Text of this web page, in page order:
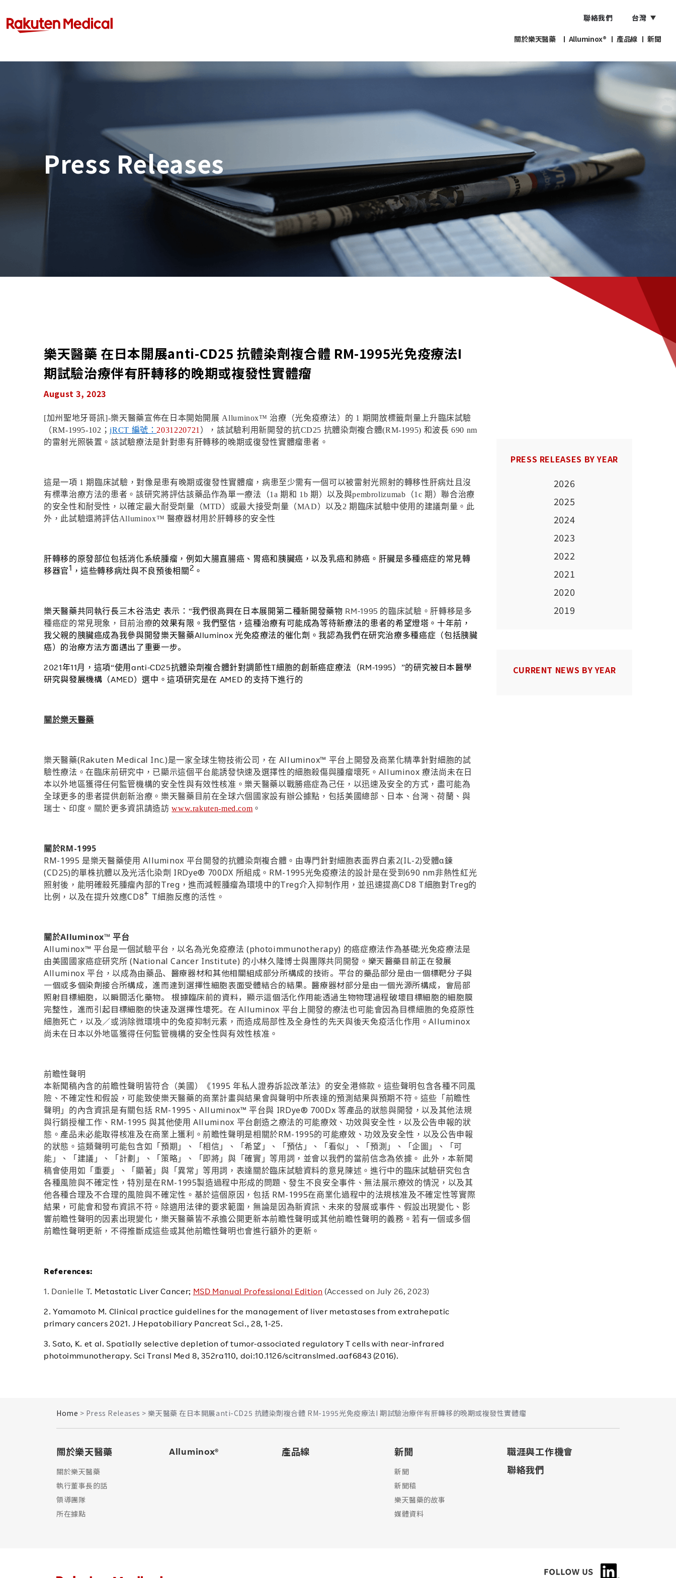
聯絡我們 台灣
關於樂天醫藥 Alluminox® 產品線 新聞
Press Releases
樂天醫藥 在日本開展anti-CD25 抗體染劑複合體 RM-1995光免疫療法I
期試驗治療伴有肝轉移的晚期或複發性實體瘤
August 3, 2023
[加州聖地牙哥訊]-樂天醫藥宣佈在日本開始開展 Alluminox™ 治療（光免疫療法）的 1 期開放標籤劑量上升臨床試驗
（RM-1995-102 ；jRCT 編號： 2031220721 ），該試驗利用新開發的抗CD25 抗體染劑複合體(RM-1995) 和波長690 nm
的雷射光照裝置。該試驗療法是針對患有肝轉移的晚期或復發性實體瘤患者。
這是一項 1期臨床試驗，對像是患有晚期或復發性實體瘤，病患至少需有一個可以被雷射光照射的轉移性肝病灶且沒
有標準治療方法的患者。該研究將評估該藥品作為單一療法（1a期和 1b期）以及與pembrolizumab （1c期）聯合治療
的安全性和耐受性，以確定最大耐受劑量（MTD）或最大接受劑量（MAD）以及2 期臨床試驗中使用的建議劑量。此
外，此試驗還將評估Alluminox™ 醫療器材用於肝轉移的安全性
肝轉移的原發部位包括消化系統腫瘤，例如大腸直腸癌、胃癌和胰臟癌，以及乳癌和肺癌。肝臟是多種癌症的常見轉
移器官1 ，這些轉移病灶與不良預後相關2 。
樂天醫藥共同執行長三木谷浩史 表示：“我們很高興在日本展開第二種新開發藥物 RM-1995 的臨床試驗。肝轉移是多
種癌症的常見現象，目前治療的效果有限。我們堅信，這種治療有可能成為等待新療法的患者的希望燈塔。十年前，
我父親的胰臟癌成為我參與開發樂天醫藥Alluminox 光免疫療法的催化劑。我認為我們在研究治療多種癌症（包括胰臟
癌）的治療方法方面邁出了重要一步。
2021年11月，這項“使用 anti-CD25抗體染劑複合體針對調節性T細胞的創新癌症療法（RM-1995）”的研究被日本醫學
研究與發展機構（AMED）選中。這項研究是在 AMED 的支持下進行的
關於樂天醫藥
樂天醫藥(Rakuten Medical Inc.)是一家全球生物技術公司，在 Alluminox™ 平台上開發及商業化精準針對細胞的試
驗性療法。在臨床前研究中，已顯示這個平台能誘發快速及選擇性的細胞殺傷與腫瘤壞死。 Alluminox療法尚未在日
本以外地區獲得任何監管機構的安全性與有效性核准。樂天醫藥以戰勝癌症為己任，以迅速及安全的方式，盡可能為
全球更多的患者提供創新治療。樂天醫藥目前在全球六個國家設有辦公據點，包括美國總部、日本、台灣、荷蘭、與
瑞士、印度。關於更多資訊請造訪www.rakuten-med.com 。
關於RM-1995
RM-1995 是樂天醫藥使用Alluminox 平台開發的抗體染劑複合體。由專門針對細胞表面界白素2(IL-2)受體α鍊
(CD25)的單株抗體以及光活化染劑 IRDye® 700DX 所組成。 RM-1995光免疫療法的設計是在受到690 nm非熱性紅光
照射後，能明確殺死腫瘤內部的Treg ，進而減輕腫瘤為環境中的Treg介入抑制作用，並迅速提高CD8 T細胞對Treg的
比例，以及在提升效應CD8+ T細胞反應的活性。
關於Alluminox™平台
Alluminox™平台是一個試驗平台，以名為光免疫療法(photoimmunotherapy) 的癌症療法作為基礎;光免疫療法是
由美國國家癌症研究所(National Cancer Institute) 的小林久隆博士與團隊共同開發。 樂天醫藥目前正在發展
Alluminox平台，以成為由藥品、醫療器材和其他相關組成部分所構成的技術。平台的藥品部分是由一個標靶分子與
一個或多個染劑接合所構成，進而達到選擇性細胞表面受體結合的結果。醫療器材部分是由一個光源所構成，會局部
照射目標細胞，以瞬間活化藥物。 根據臨床前的資料，顯示這個活化作用能透過生物物理過程破壞目標細胞的細胞膜
完整性，進而引起目標細胞的快速及選擇性壞死。在Alluminox 平台上開發的療法也可能會因為目標細胞的免疫原性
細胞死亡，以及／或消除微環境中的免疫抑制元素，而造成局部性及全身性的先天與後天免疫活化作用。Alluminox
尚未在日本以外地區獲得任何監管機構的安全性與有效性核准。
前瞻性聲明
本新聞稿內含的前瞻性聲明皆符合（美國）《 1995年私人證券訴訟改革法》的安全港條款。這些聲明包含各種不同風
險、不確定性和假設，可能致使樂天醫藥的商業計畫與結果會與聲明中所表達的預測結果與預期不符。這些「前瞻性
聲明」的內含資訊是有關包括 RM-1995 、Alluminox™平台與 IRDye® 700Dx等產品的狀態與開發，以及其他法規
與行銷授權工作、 RM-1995與其他使用Alluminox 平台創造之療法的可能療效、功效與安全性，以及公告申報的狀
態。產品未必能取得核准及在商業上獲利。前瞻性聲明是相關於RM-1995的可能療效、功效及安全性，以及公告申報
的狀態。這類聲明可能包含如「預期」、「相信」、「希望」、「預估」、「看似」、「預測」、「企圖」、「可
能」、「建議」、「計劃」、「策略」、「即將」與「確實」等用詞，並會以我們的當前信念為依據。 此外，本新聞
稿會使用如「重要」、「顯著」與「異常」等用詞，表達關於臨床試驗資料的意見陳述。進行中的臨床試驗研究包含
各種風險與不確定性，特別是在RM-1995製造過程中形成的問題、發生不良安全事件、無法展示療效的情況，以及其
他各種合理及不合理的風險與不確定性。基於這個原因，包括 RM-1995在商業化過程中的法規核准及不確定性等實際
結果，可能會和發布資訊不符。除適用法律的要求範圍，無論是因為新資訊、未來的發展或事件、假設出現變化、影
響前瞻性聲明的因素出現變化，樂天醫藥皆不承擔公開更新本前瞻性聲明或其他前瞻性聲明的義務。若有一個或多個
前瞻性聲明更新，不得推斷成這些或其他前瞻性聲明也會進行額外的更新。
References:
1. Danielle T. Metastatic Liver Cancer; MSD Manual Professional Edition (Accessed on July 26, 2023)
2. Yamamoto M. Clinical practice guidelines for the management of liver metastases from extrahepatic
primary cancers 2021. J Hepatobiliary Pancreat Sci., 28, 1-25.
3. Sato, K. et al. Spatially selective depletion of tumor-associated regulatory T cells with near-infrared
photoimmunotherapy. Sci Transl Med 8, 352ra110, doi:10.1126/scitranslmed.aaf6843 (2016).
PRESS RELEASES BY YEAR
2026
2025
2024
2023
2022
2021
2020
2019
CURRENT NEWS BY YEAR
Home > Press Releases > 樂天醫藥 在日本開展anti-CD25 抗體染劑複合體 RM-1995光免疫療法I 期試驗治療伴有肝轉移的晚期或複發性實體瘤
關於樂天醫藥
關於樂天醫藥
執行董事長的話​
領導團隊
所在據點
Alluminox® 產品線 新聞
新聞
新聞稿
樂天醫藥的故事
媒體資料
職涯與工作機會
聯絡我們